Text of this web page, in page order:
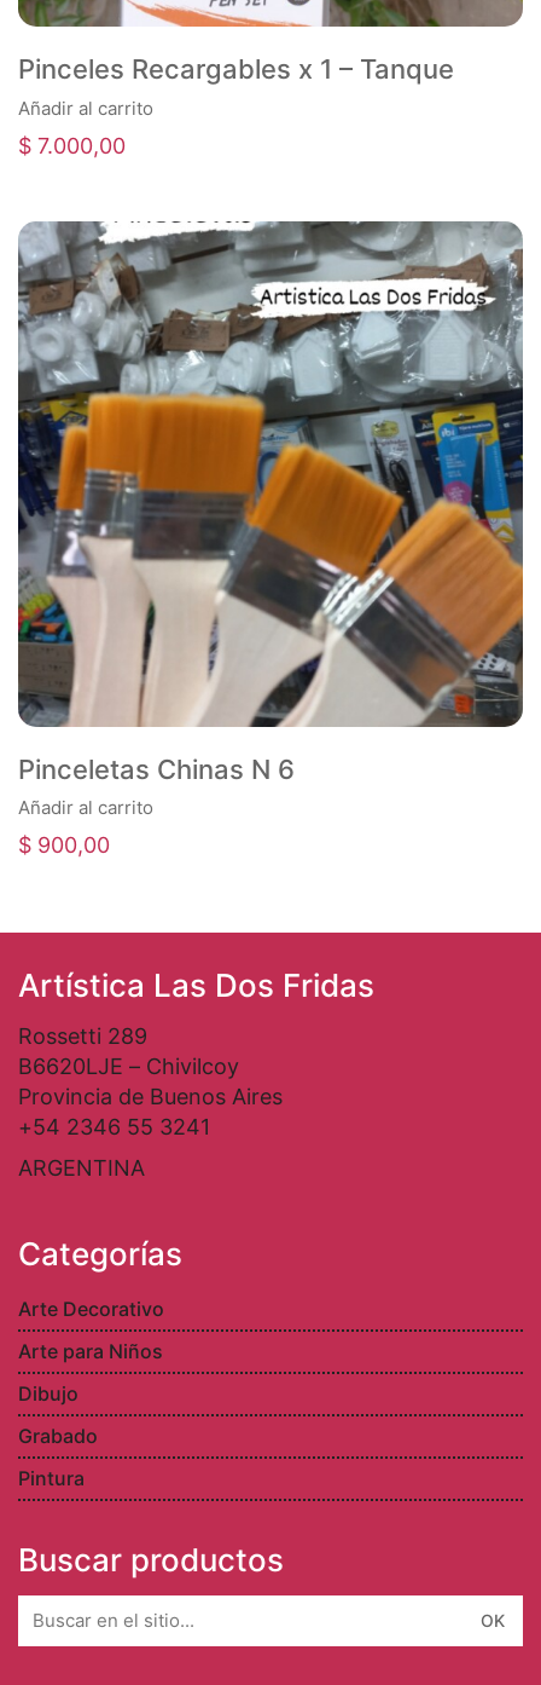
Pinceles Recargables x 1 – Tanque
Añadir al carrito
$ 7.000,00
Pinceletas Chinas N 6
Añadir al carrito
$ 900,00
Artística Las Dos Fridas
Rossetti 289
B6620LJE – Chivilcoy
Provincia de Buenos Aires
+54 2346 55 3241
ARGENTINA
Categorías
Arte Decorativo
Arte para Niños
Dibujo
Grabado
Pintura
Buscar productos
for: